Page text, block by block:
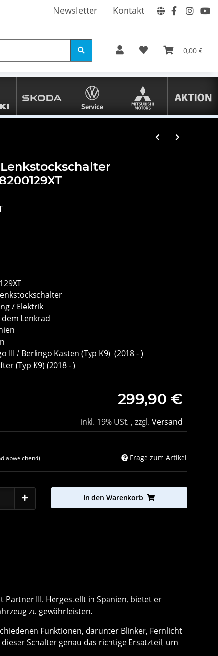
Newsletter Kontakt
0,00 €
/ Elektrik
Lenkrad
III / Berlingo Kasten (Typ K9) (2018 - )
(Typ K9) (2018 - )
299,90 €
inkl. 19% USt. , zzgl. Versand
abweichend) Frage zum Artikel
In den Warenkorb
Partner III. Hergestellt in Spanien, bietet er
zu gewährleisten.
Funktionen, darunter Blinker, Fernlicht
Schalter genau das richtige Ersatzteil, um